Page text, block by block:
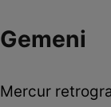
Gemeni
Mercur